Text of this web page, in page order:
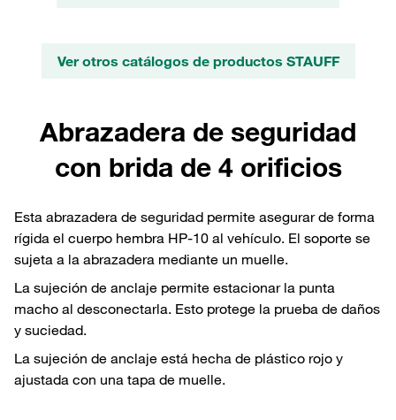
Ver otros catálogos de productos STAUFF
Abrazadera de seguridad
con brida de 4 orificios
Esta abrazadera de seguridad permite asegurar de forma
rígida el cuerpo hembra HP-10 al vehículo. El soporte se
sujeta a la abrazadera mediante un muelle.
La sujeción de anclaje permite estacionar la punta
macho al desconectarla. Esto protege la prueba de daños
y suciedad.
La sujeción de anclaje está hecha de plástico rojo y
ajustada con una tapa de muelle.